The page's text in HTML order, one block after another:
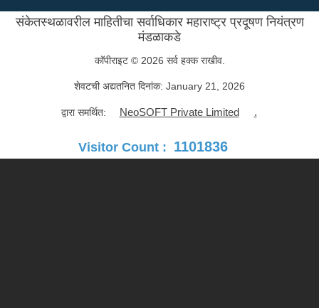
संकेतस्थळावरील माहितीचा सर्वाधिकार महाराष्ट्र प्रदूषण नियंत्रण
मंडळाकडे
कॉपीराइट © 2026 सर्व हक्क राखीव.
शेवटची अद्यतनित दिनांक: January 21, 2026
द्वारा समर्थित: NeoSOFT Private Limited .
Visitor Count : 1101836